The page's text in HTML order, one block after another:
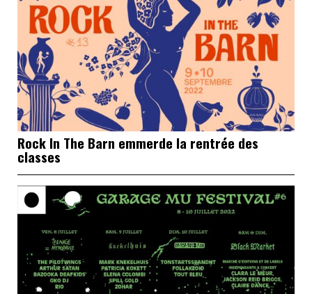
Rock In The Barn emmerde la rentrée des
classes